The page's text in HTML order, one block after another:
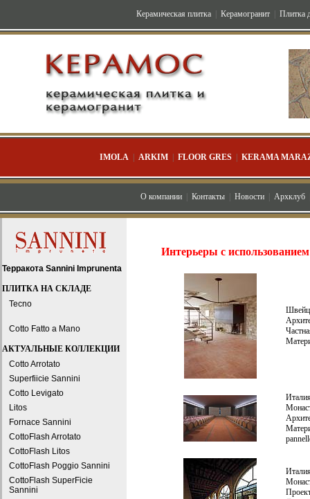
Керамическая плитка Керамогранит Плитка
IMOLA| ARKIM| FLOOR GRES| KERAMA
О компании| Контакты| Новости| Архклуб
Терракота Sannini Imprunenta
ПЛИТКА НА СКЛАДЕ
Tecno
Cotto Fatto a Mano
АКТУАЛЬНЫЕ КОЛЛЕКЦИИ
Cotto Arrotato
Superfiicie Sannini
Cotto Levigato
Litos
Fornace Sannini
CottoFlash Arrotato
CottoFlash Litos
CottoFlash Poggio Sannini
CottoFlash SuperFicie
Sannini
Интерьеры с